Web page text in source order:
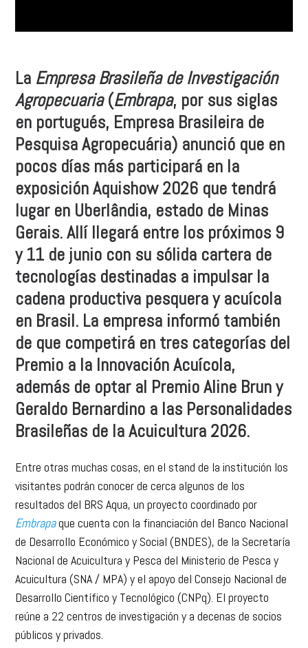
La Empresa Brasileña de Investigación
Agropecuaria(Embrapa, por sus siglas
en portugués, Empresa Brasileira de
Pesquisa Agropecuária) anunció que en
pocos días más participará en la
exposición Aquishow 2026 que tendrá
lugar en Uberlândia, estado de Minas
Gerais. Allí llegará entre los próximos 9
y 11 de junio con su sólida cartera de
tecnologías destinadas a impulsar la
cadena productiva pesquera y acuícola
en Brasil. La empresa informó también
de que competirá en tres categorías del
Premio a la Innovación Acuícola,
además de optar al Premio Aline Brun y
Geraldo Bernardino a las Personalidades
Brasileñas de la Acuicultura 2026.
Entre otras muchas cosas, en el stand de la institución los
visitantes podrán conocer de cerca algunos de los
resultados del BRS Aqua, un proyecto coordinado por
Embrapaque cuenta con la financiación del Banco Nacional
de Desarrollo Económico y Social (BNDES), de la Secretaría
Nacional de Acuicultura y Pesca del Ministerio de Pesca y
Acuicultura (SNA / MPA) y el apoyo del Consejo Nacional de
Desarrollo Científico y Tecnológico (CNPq). El proyecto
reúne a 22 centros de investigación y a decenas de socios
públicos y privados.